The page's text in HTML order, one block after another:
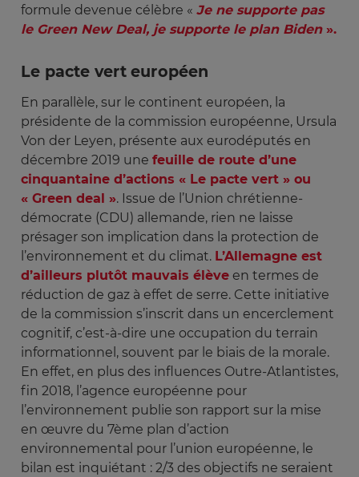
formule devenue célèbre « Je ne supporte pas
le Green New Deal, je supporte le plan Biden».
Le pacte vert européen
En parallèle, sur le continent européen, la
présidente de la commission européenne, Ursula
Von der Leyen, présente aux eurodéputés en
décembre 2019 une feuille de route d’une
cinquantaine d’actions « Le pacte vert » ou
« Green deal ». Issue de l’Union chrétienne-
démocrate (CDU) allemande, rien ne laisse
présager son implication dans la protection de
l’environnement et du climat. L’Allemagne est
d’ailleurs plutôt mauvais élève en termes de
réduction de gaz à effet de serre. Cette initiative
de la commission s’inscrit dans un encerclement
cognitif, c’est-à-dire une occupation du terrain
informationnel, souvent par le biais de la morale.
En effet, en plus des influences Outre-Atlantistes,
fin 2018, l’agence européenne pour
l’environnement publie son rapport sur la mise
en œuvre du 7ème plan d’action
environnemental pour l’union européenne, le
bilan est inquiétant : 2/3 des objectifs ne seraient